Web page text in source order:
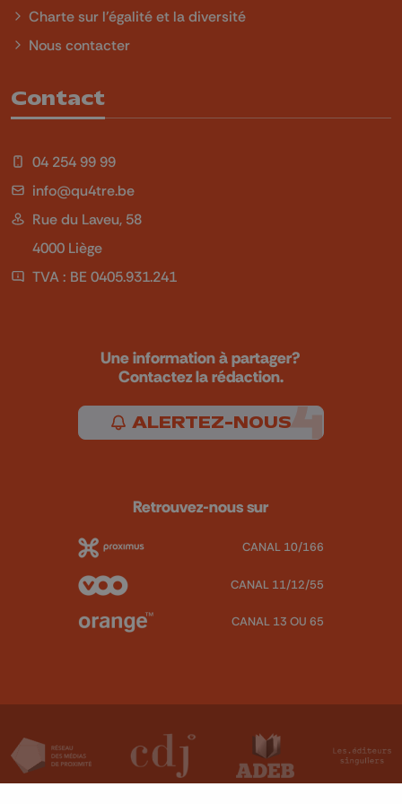
Charte sur l'égalité et la diversité
Nous contacter
Contact
04 254 99 99
info@qu4tre.be
Rue du Laveu, 58
4000 Liège
TVA : BE 0405.931.241
Une information à partager?
Contactez la rédaction.
ALERTEZ-NOUS
Retrouvez-nous sur
CANAL 10/166
CANAL 11/12/55
CANAL 13 OU 65